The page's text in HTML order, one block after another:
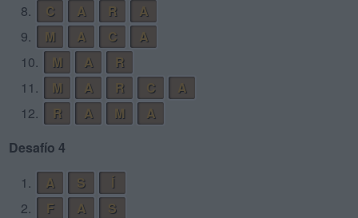
8.
C A R
A
9.
M A C
A
10.
M A
R
11.
M A R C
A
12.
R A M
A
Desafío 4
1.
A S
Í
2.
F A
S